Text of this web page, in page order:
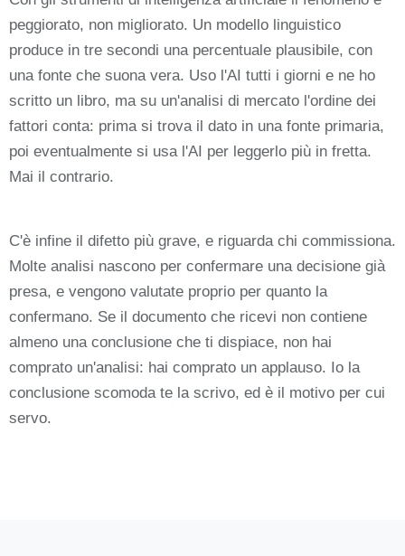
peggiorato, non migliorato. Un modello linguistico
produce in tre secondi una percentuale plausibile, con
una fonte che suona vera. Uso l'AI tutti i giorni e ne ho
scritto un libro, ma su un'analisi di mercato l'ordine dei
fattori conta: prima si trova il dato in una fonte primaria,
poi eventualmente si usa l'AI per leggerlo più in fretta.
Mai il contrario.
C'è infine il difetto più grave, e riguarda chi commissiona.
Molte analisi nascono per confermare una decisione già
presa, e vengono valutate proprio per quanto la
confermano. Se il documento che ricevi non contiene
almeno una conclusione che ti dispiace, non hai
comprato un'analisi: hai comprato un applauso. Io la
conclusione scomoda te la scrivo, ed è il motivo per cui
servo.